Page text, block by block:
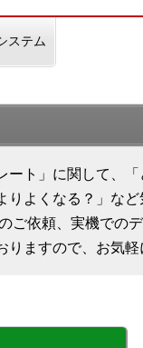
ステム
ート」に関して、
りよくなる？」な
ご依頼、実機での
ますので、お気軽